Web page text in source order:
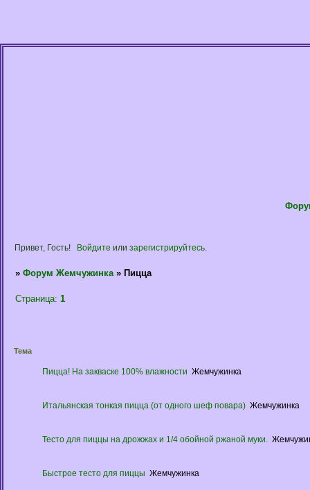
Привет, Гость! Войдите или зарегистрируйтесь.
» Форум Жемчужинка » Пицца
Страница: 1
Тема
Пицца! На закваске 100% влажности Жемчужинка
Итальянская тонкая пицца (от одного шеф повара) Жемчужинка
Тесто для пиццы на дрожжах и 1/4 обойной ржаной муки.
Быстрое тесто для пиццы Жемчужинка